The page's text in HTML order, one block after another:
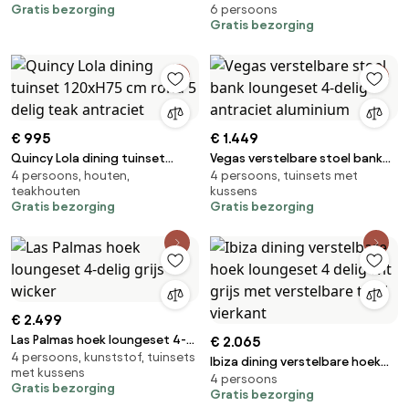
loungeset 3 delig hardhout
Gratis bezorging
ovaal 220x115xH75 cm 7 delig
polywood
6 persoons
Gratis bezorging
€ 995
Quincy Lola dining tuinset
120xH75 cm rond 5 delig teak
antraciet
4 persoons, houten,
teakhouten
Gratis bezorging
€ 1.449
Vegas verstelbare stoel bank
loungeset 4-delig antraciet
aluminium
4 persoons, tuinsets met
kussens
Gratis bezorging
€ 2.499
Las Palmas hoek loungeset 4-
delig grijs wicker
4 persoons, kunststof, tuinsets
met kussens
Gratis bezorging
€ 2.065
Ibiza dining verstelbare hoek
loungeset 4 delig wit grijs met
verstelbare tafel vierkant
4 persoons
Gratis bezorging